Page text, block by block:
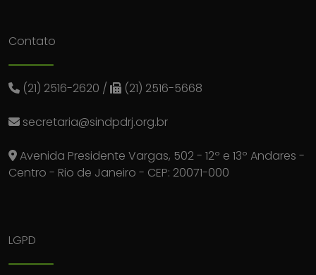
Contato
(21) 2516-2620 / (21) 2516-5668
secretaria@sindpdrj.org.br
Avenida Presidente Vargas, 502 - 12º e 13º Andares -
Centro - Rio de Janeiro - CEP: 20071-000
LGPD